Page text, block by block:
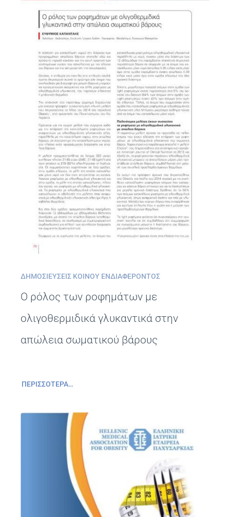
ΔΗΜΟΣΙΕΎΣΕΙΣ ΚΟΙΝΟΎ ΕΝΔΙΑΦΈΡΟΝΤΟΣ
Ο ρόλος των ροφημάτων με
ολιγοθερμιδικά γλυκαντικά στην
απώλεια σωματικού βάρους
ΠΕΡΙΣΣΌΤΕΡΑ…